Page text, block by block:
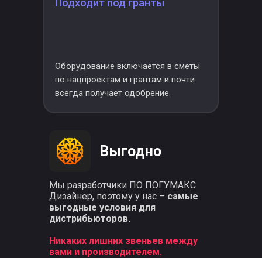
Выгодно
Мы разработчики ПО ПОГУМАКС
Дизайнер, поэтому у нас – самые
выгодные условия для
дистрибьюторов.
Никаких лишних звеньев между
вами и производителем.
Оборудование включается в сметы
по нацпроектам и грантам и почти
всегда получает одобрение.